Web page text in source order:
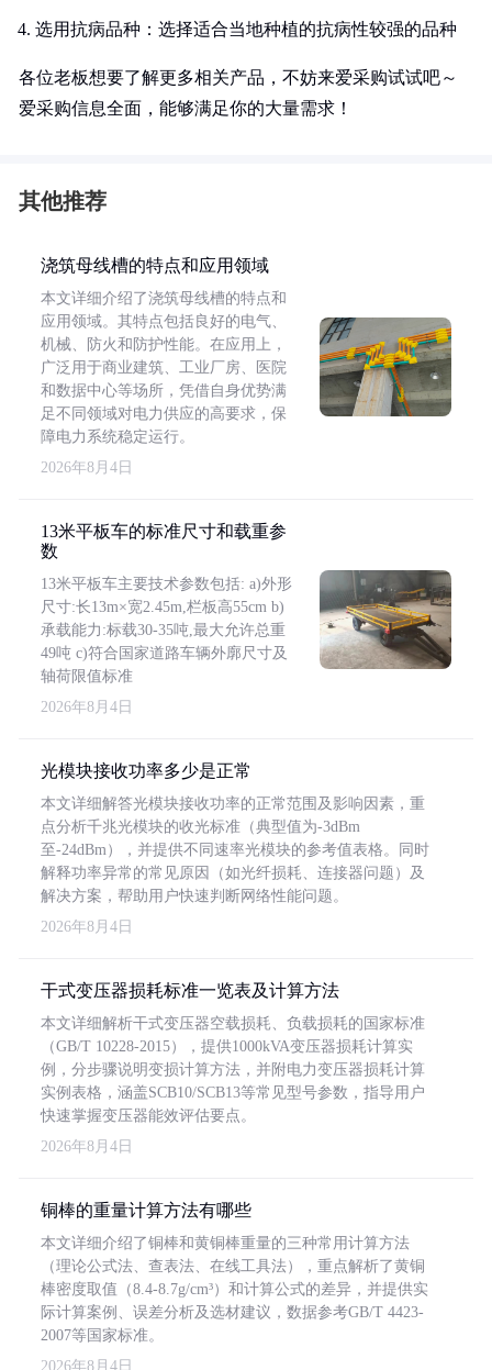
选用抗病品种：选择适合当地种植的抗病性较强的品种
各位老板想要了解更多相关产品，不妨来爱采购试试吧～
爱采购信息全面，能够满足你的大量需求！
其他推荐
浇筑母线槽的特点和应用领域
本文详细介绍了浇筑母线槽的特点和
应用领域。其特点包括良好的电气、
机械、防火和防护性能。在应用上，
广泛用于商业建筑、工业厂房、医院
和数据中心等场所，凭借自身优势满
足不同领域对电力供应的高要求，保
障电力系统稳定运行。
2026年8月4日
13米平板车的标准尺寸和载重参
数
13米平板车主要技术参数包括: a)外形
尺寸:长13m×宽2.45m,栏板高55cm b)
承载能力:标载30-35吨,最大允许总重
49吨 c)符合国家道路车辆外廓尺寸及
轴荷限值标准
2026年8月4日
光模块接收功率多少是正常
本文详细解答光模块接收功率的正常范围及影响因素，重
点分析千兆光模块的收光标准（典型值为-3dBm
至-24dBm），并提供不同速率光模块的参考值表格。同时
解释功率异常的常见原因（如光纤损耗、连接器问题）及
解决方案，帮助用户快速判断网络性能问题。
2026年8月4日
干式变压器损耗标准一览表及计算方法
本文详细解析干式变压器空载损耗、负载损耗的国家标准
（GB/T 10228-2015），提供1000kVA变压器损耗计算实
例，分步骤说明变损计算方法，并附电力变压器损耗计算
实例表格，涵盖SCB10/SCB13等常见型号参数，指导用户
快速掌握变压器能效评估要点。
2026年8月4日
铜棒的重量计算方法有哪些
本文详细介绍了铜棒和黄铜棒重量的三种常用计算方法
（理论公式法、查表法、在线工具法），重点解析了黄铜
棒密度取值（8.4-8.7g/cm³）和计算公式的差异，并提供实
际计算案例、误差分析及选材建议，数据参考GB/T 4423-
2007等国家标准。
2026年8月4日